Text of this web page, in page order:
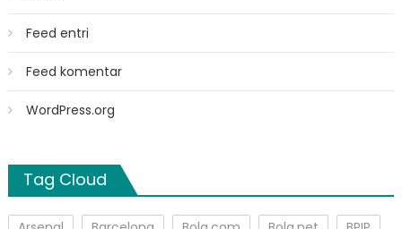
Feed entri
Feed komentar
WordPress.org
Tag Cloud